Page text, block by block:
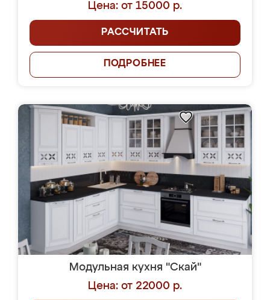
Цена: от 15000 р.
РАССЧИТАТЬ
ПОДРОБНЕЕ
Модульная кухня "Скай"
Цена: от 22000 р.